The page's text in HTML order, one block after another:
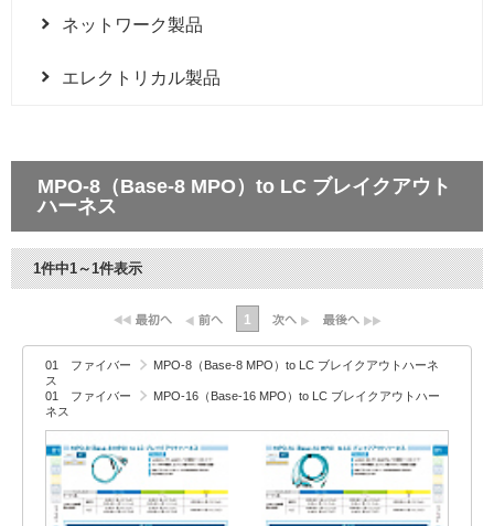
MPO-8（Base-8 MPO）to LC ブレイクアウト
ハーネス
1件中1～1件表示
1
01 ファイバー
MPO-8（Base-8 MPO）to LC ブレイクアウトハーネ
ス
01 ファイバー
MPO-16（Base-16 MPO）to LC ブレイクアウトハー
ネス
ネットワーク製品
エレクトリカル製品